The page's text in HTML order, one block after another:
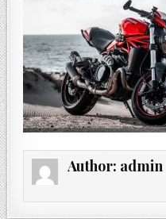
Author: admin